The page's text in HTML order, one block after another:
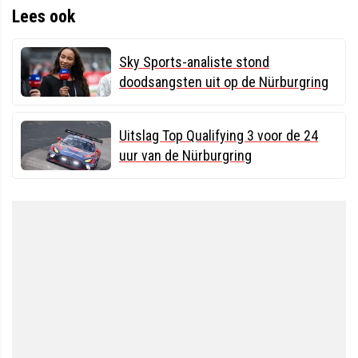
Lees ook
Sky Sports-analiste stond
doodsangsten uit op de Nürburgring
Uitslag Top Qualifying 3 voor de 24
uur van de Nürburgring